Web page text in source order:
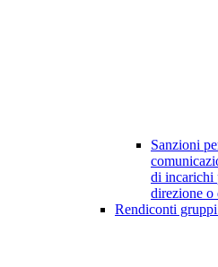
Sanzioni
di incarichi
direzione o
Rendiconti